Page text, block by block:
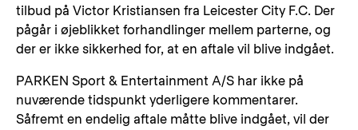
tilbud på Victor Kristiansen fra Leicester City F.C. Der
pågår i øjeblikket forhandlinger mellem parterne, og
der er ikke sikkerhed for, at en aftale vil blive indgået.
PARKEN Sport & Entertainment A/S har ikke på
nuværende tidspunkt yderligere kommentarer.
Såfremt en endelig aftale måtte blive indgået, vil der